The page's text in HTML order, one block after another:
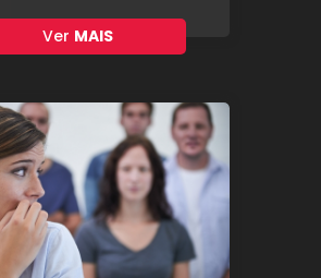
Ver MAIS